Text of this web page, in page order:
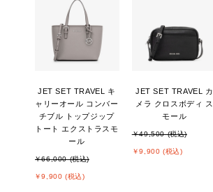
JET SET TRAVEL キ
ャリーオール コンバー
チブル トップジップ
トート エクストラスモ
ール
￥66,000 (税込)
￥9,900 (税込)
JET SET TRAVEL カ
メラ クロスボディ ス
モール
￥49,500 (税込)
￥9,900 (税込)